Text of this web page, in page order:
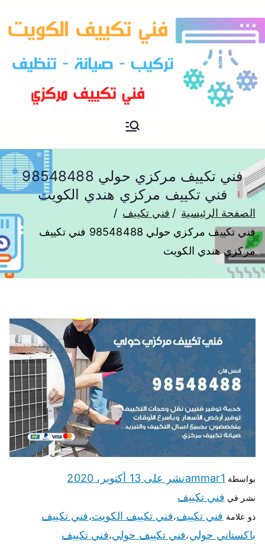
فني تكييف مركزي الكويت
فني تكييف مركزي حولي 98548488
فني تكييف مركزي هندي الكويت
الصفحة الرئيسية
فني تكييف
فني تكييف مركزي حولي 98548488 فني تكييف
مركزي هندي الكويت
بواسطة ammar1نشر على 13 أكتوبر، 2020
نشر في فني تكييف
ذو علامة فني تكييف،فني تكييف الكويت،فني تكييف
باكستاني حولي،فني تكييف حولي،فني تكييف